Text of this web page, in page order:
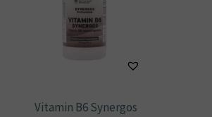
Vitamin B6 Synergos